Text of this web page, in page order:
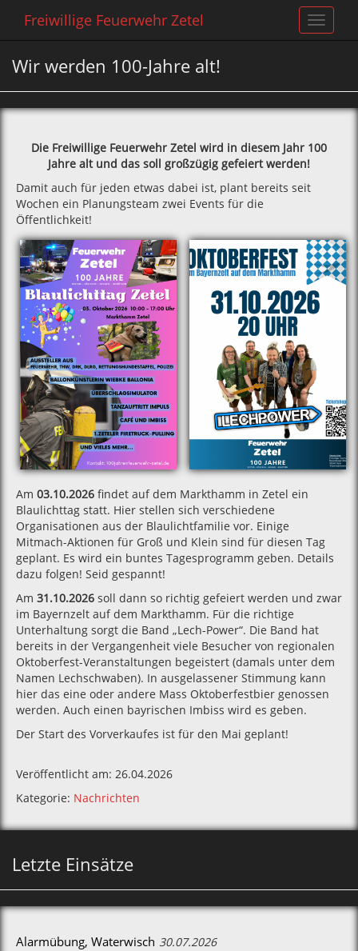
Toggle
Freiwillige Feuerwehr Zetel
Wir werden 100-Jahre alt!
Die Freiwillige Feuerwehr Zetel wird in diesem Jahr 100
Jahre alt und das soll großzügig gefeiert werden!
Damit auch für jeden etwas dabei ist, plant bereits seit
Wochen ein Planungsteam zwei Events für die
Öffentlichkeit!
Am 03.10.2026 findet auf dem Markthamm in Zetel ein
Blaulichttag statt. Hier stellen sich verschiedene
Organisationen aus der Blaulichtfamilie vor. Einige
Mitmach-Aktionen für Groß und Klein sind für diesen Tag
geplant. Es wird ein buntes Tagesprogramm geben. Details
dazu folgen! Seid gespannt!
Am 31.10.2026 soll dann so richtig gefeiert werden und zwar
im Bayernzelt auf dem Markthamm. Für die richtige
Unterhaltung sorgt die Band „Lech-Power“. Die Band hat
bereits in der Vergangenheit viele Besucher von regionalen
Oktoberfest-Veranstaltungen begeistert (damals unter dem
Namen Lechschwaben). In ausgelassener Stimmung kann
hier das eine oder andere Mass Oktoberfestbier genossen
werden. Auch einen bayrischen Imbiss wird es geben.
Der Start des Vorverkaufes ist für den Mai geplant!
Veröffentlicht am: 26.04.2026
Kategorie: Nachrichten
Letzte Einsätze
Alarmübung, Waterwisch 30.07.2026